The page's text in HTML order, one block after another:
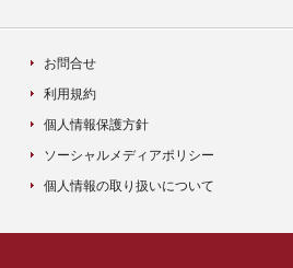
お問合せ
利用規約
個人情報保護方針
ソーシャルメディアポリシー
個人情報の取り扱いについて